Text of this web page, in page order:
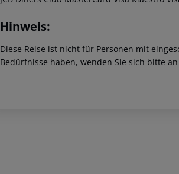
Hinweis:
Diese Reise ist nicht für Personen mit
Bedürfnisse haben, wenden Sie sich bitte